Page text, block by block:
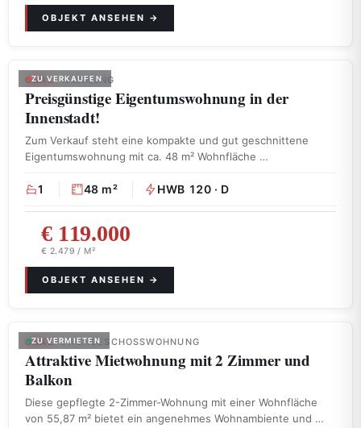
ZU VERKAUFEN
GRAZ· WOHNUNG
Preisgünstige Eigentumswohnung in der
Innenstadt!
Zum Verkauf steht eine kompakte und gut geschnittene
Eigentumswohnung mit ca. 48 m² Wohnfläche …
1 48 m² HWB 120 · D
€ 119.000
€ 2.479 / M²
ZU VERMIETEN
GRAZ· DACHGESCHOSSWOHNUNG
Attraktive Mietwohnung mit 2 Zimmer und
Balkon
Diese gepflegte 2-Zimmer-Wohnung mit einer Wohnfläche
von 55,87 m² bietet ein angenehmes Wohnambiente und …